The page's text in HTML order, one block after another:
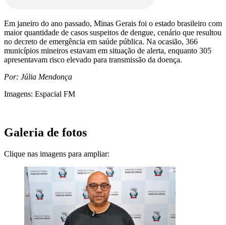
Em janeiro do ano passado, Minas Gerais foi o estado brasileiro com
maior quantidade de casos suspeitos de dengue, cenário que resultou
no decreto de emergência em saúde pública. Na ocasião, 366
municípios mineiros estavam em situação de alerta, enquanto 305
apresentavam risco elevado para transmissão da doença.
Por: Júlia Mendonça
Imagens: Espacial FM
Galeria de fotos
Clique nas imagens para ampliar: